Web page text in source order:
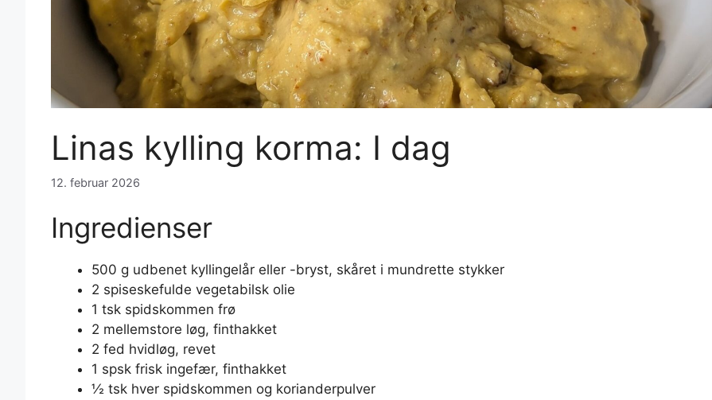
Linas kylling korma: I dag
12. februar 2026
Ingredienser
500 g udbenet kyllingelår eller -bryst, skåret i mundrette stykker
2 spiseskefulde vegetabilsk olie
1 tsk spidskommen frø
2 mellemstore løg, finthakket
2 fed hvidløg, revet
1 spsk frisk ingefær, finthakket
½ tsk hver spidskommen og korianderpulver